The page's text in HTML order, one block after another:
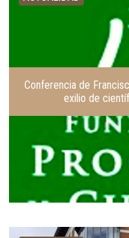
Conferencia de
exilio de